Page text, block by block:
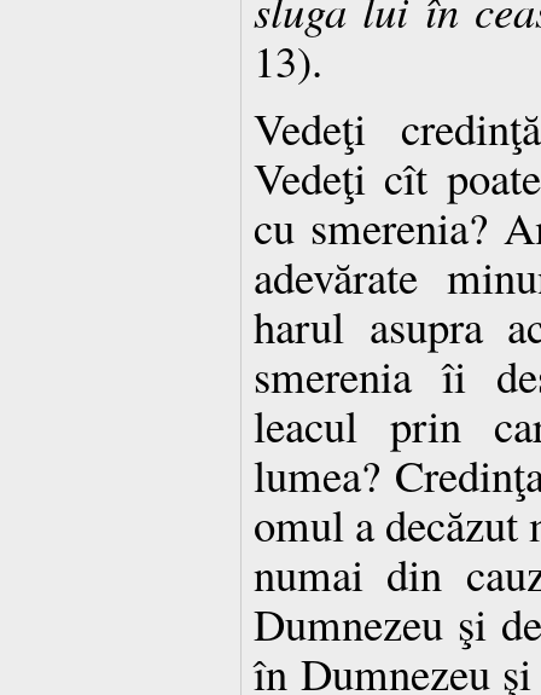
13).
Vedeţi
Vedeţi cît
cu smerenia?
adevărate
harul asupra
smerenia îi
leacul prin
lumea?
omul a decăzut
numai din
Dumnezeu şi
în Dumnezeu